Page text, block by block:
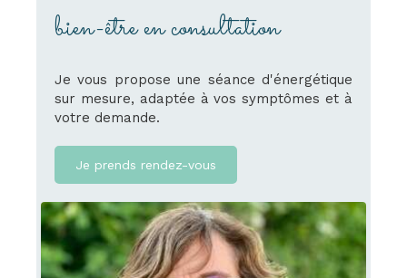
bien-être en consultation
Je vous propose une séance d'énergétique
sur mesure, adaptée à vos symptômes et à
votre demande.
Je prends rendez-vous